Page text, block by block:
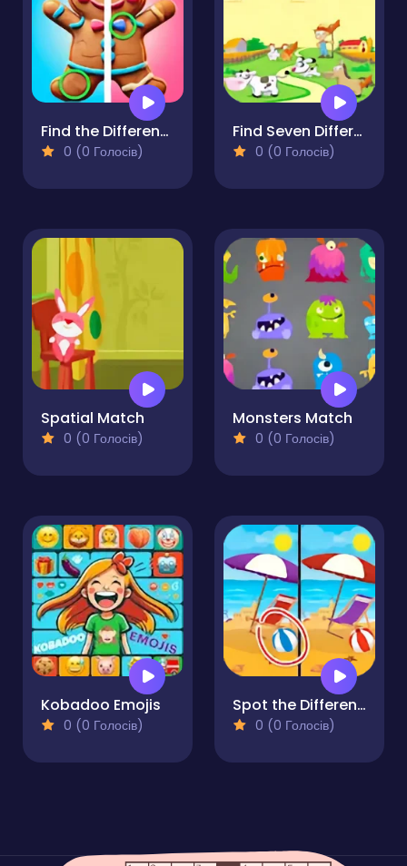
Find the Difference Merry Christmas
0 (0 Голосів)
Find Seven Differences
0 (0 Голосів)
Spatial Match
0 (0 Голосів)
Monsters Match
0 (0 Голосів)
Kobadoo Emojis
0 (0 Голосів)
Spot the Difference - Seasons
0 (0 Голосів)